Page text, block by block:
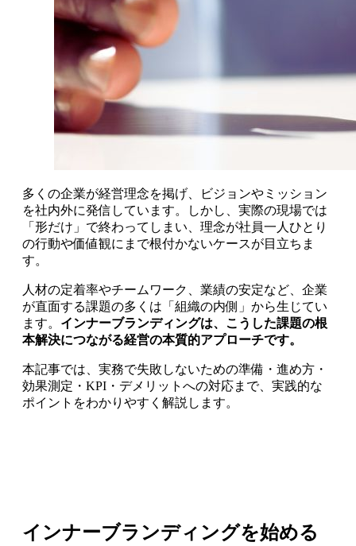
多くの企業が経営理念を掲げ、ビジョンやミッション
を社内外に発信しています。しかし、実際の現場では
「形だけ」で終わってしまい、理念が社員一人ひとり
の行動や価値観にまで根付かないケースが目立ちま
す。
人材の定着率やチームワーク、業績の安定など、企業
が直面する課題の多くは「組織の内側」から生じてい
ます。 インナーブランディングは、こうした課題の根
本解決につながる経営の本質的アプローチです。
本記事では、実務で失敗しないための準備・進め方・
効果測定・KPI・デメリットへの対応まで、実践的な
ポイントをわかりやすく解説します。
インナーブランディングを始める